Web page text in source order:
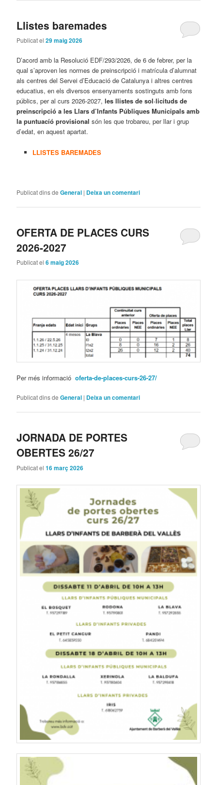
Llistes baremades
Publicat el29 maig 2026
D’acord amb la Resolució EDF/293/2026, de 6 de febrer, per la
qual s’aproven les normes de preinscripció i matrícula d’alumnat
als centres del Servei d’Educació de Catalunya i altres centres
educatius, en els diversos ensenyaments sostinguts amb fons
públics, per al curs 2026-2027,les llistes de sol·licituds de
preinscripció a les Llars d’Infants Públiques Municipals amb
la puntuacíó provisionalsón les que trobareu, per llar i grup
d’edat, en aquest apartat.
LLISTES BAREMADES
Publicat dins de General | Deixa un comentari
OFERTA DE PLACES CURS
2026-2027
Publicat el6 maig 2026
Per més informació oferta-de-places-curs-26-27/
Publicat dins de General | Deixa un comentari
JORNADA DE PORTES
OBERTES 26/27
Publicat el16 març 2026